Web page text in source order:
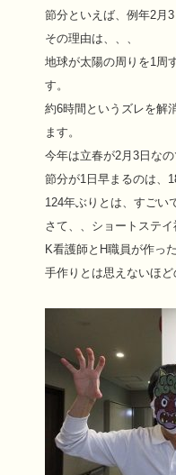
節分といえば、例年2月
その理由は、、、
地球が太陽の周りを1周
す。
約6時間というズレを解
ます。
今年は立春が2月3日な
節分が1日早まるのは、
124年ぶりとは、すごい
さて、、ショートステ
K看護師とH職員が作っ
手作りとは思えないほ